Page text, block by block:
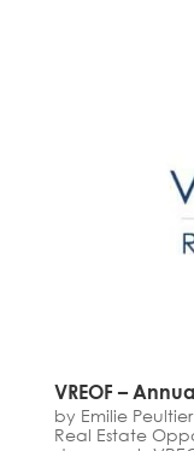
VREOF –
by Emilie Peultier
Real Estate